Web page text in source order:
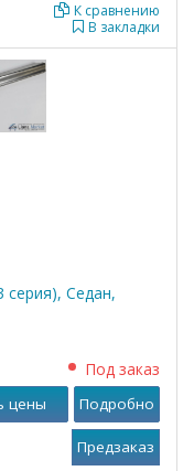
В закладки
К сравнению
серия), Седан,
Под заказ
цены Подробно